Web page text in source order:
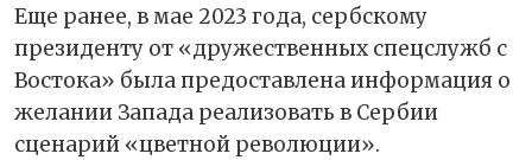
Еще ранее, в мае 2023 года, сербскому
президенту от «дружественных спецслужб с
Востока» была предоставлена информация о
желании Запада реализовать в Сербии
сценарий «цветной революции».